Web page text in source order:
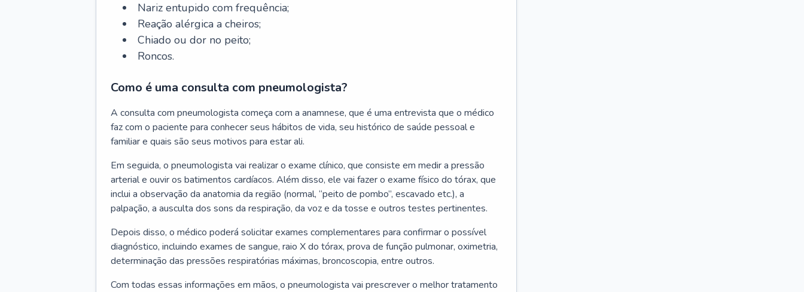
Nariz entupido com frequência;
Reação alérgica a cheiros;
Chiado ou dor no peito;
Roncos.
Como é uma consulta com pneumologista?
A consulta com pneumologista começa com a anamnese, que é uma entrevista que o médico
faz com o paciente para conhecer seus hábitos de vida, seu histórico de saúde pessoal e
familiar e quais são seus motivos para estar ali.
Em seguida, o pneumologista vai realizar o exame clínico, que consiste em medir a pressão
arterial e ouvir os batimentos cardíacos. Além disso, ele vai fazer o exame físico do tórax, que
inclui a observação da anatomia da região (normal, “peito de pombo”, escavado etc.), a
palpação, a ausculta dos sons da respiração, da voz e da tosse e outros testes pertinentes.
Depois disso, o médico poderá solicitar exames complementares para confirmar o possível
diagnóstico, incluindo exames de sangue, raio X do tórax, prova de função pulmonar, oximetria,
determinação das pressões respiratórias máximas, broncoscopia, entre outros.
Com todas essas informações em mãos, o pneumologista vai prescrever o melhor tratamento